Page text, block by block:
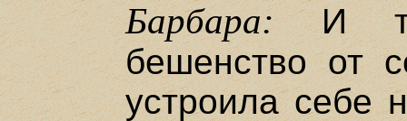
Барбара:И
бешенство от
устроила себе